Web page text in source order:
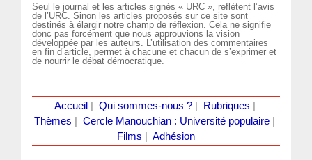
Seul le journal et les articles signés « URC », reflètent l’avis
de l’URC. Sinon les articles proposés sur ce site sont
destinés à élargir notre champ de réflexion. Cela ne signifie
donc pas forcément que nous approuvions la vision
développée par les auteurs. L’utilisation des commentaires
en fin d’article, permet à chacune et chacun de s’exprimer et
de nourrir le débat démocratique.
Accueil Qui sommes-nous ?| Rubriques
Thèmes
Cercle Manouchian : Université populaire
Films
Adhésion